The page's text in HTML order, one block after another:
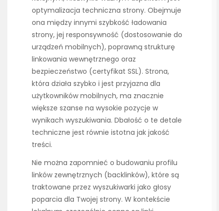
optymalizacja techniczna strony. Obejmuje
ona między innymi szybkość ładowania
strony, jej responsywność (dostosowanie do
urządzeń mobilnych), poprawną strukturę
linkowania wewnętrznego oraz
bezpieczeństwo (certyfikat SSL). Strona,
która działa szybko i jest przyjazna dla
użytkowników mobilnych, ma znacznie
większe szanse na wysokie pozycje w
wynikach wyszukiwania. Dbałość o te detale
techniczne jest równie istotna jak jakość
treści.
Nie można zapomnieć o budowaniu profilu
linków zewnętrznych (backlinków), które są
traktowane przez wyszukiwarki jako głosy
poparcia dla Twojej strony. W kontekście